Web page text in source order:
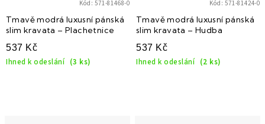
Tmavě modrá luxusní pánská
slim kravata – Plachetnice
537 Kč
Ihned k odeslání (3 ks)
Kód:571-81468-0
Tmavě modrá luxusní pánská
slim kravata – Hudba
537 Kč
Ihned k odeslání (2 ks)
Kód:571-81424-0